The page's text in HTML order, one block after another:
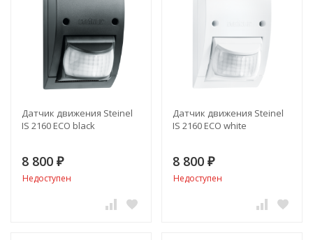
Датчик движения Steinel
IS 2160 ECO black
8 800 ₽
Недоступен
Датчик движения Steinel
IS 2160 ECO white
8 800 ₽
Недоступен